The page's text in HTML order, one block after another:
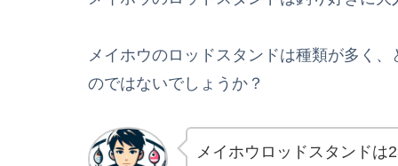
メイホウのロッドスタンドは種類が多く
のではないでしょうか？
メイホウロッドスタンドは